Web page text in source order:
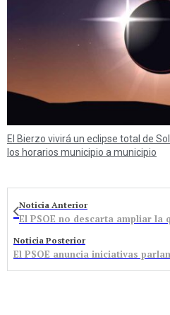
El Bierzo vivirá un eclipse total de
los horarios municipio a municipio
Noticia Anterior
Noticia Posterior